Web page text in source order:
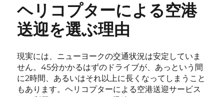
ヘリコプターによる空港
送迎を選ぶ理由
現実には、ニューヨークの交通状況は安定していま
せん。45分かかるはずのドライブが、あっという間
に2時間、あるいはそれ以上に長くなってしまうこと
もあります。ヘリコプターによる空港送迎サービス